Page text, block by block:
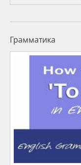
Грамматика